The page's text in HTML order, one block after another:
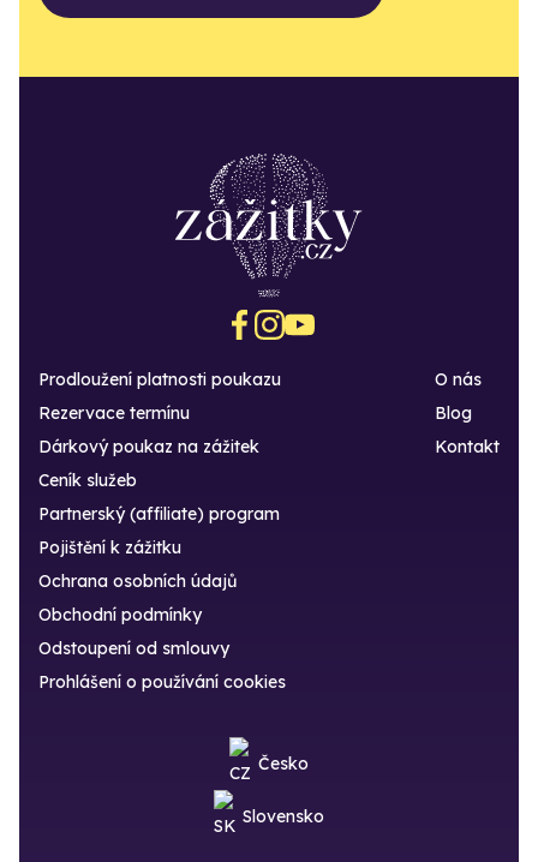
Prodloužení platnosti poukazu
Rezervace termínu
Dárkový poukaz na zážitek
O nás
Blog
Kontakt
Ceník služeb
Partnerský (affiliate) program
Pojištění k zážitku
Ochrana osobních údajů
Obchodní podmínky
Odstoupení od smlouvy
Prohlášení o používání cookies
Česko
Slovensko